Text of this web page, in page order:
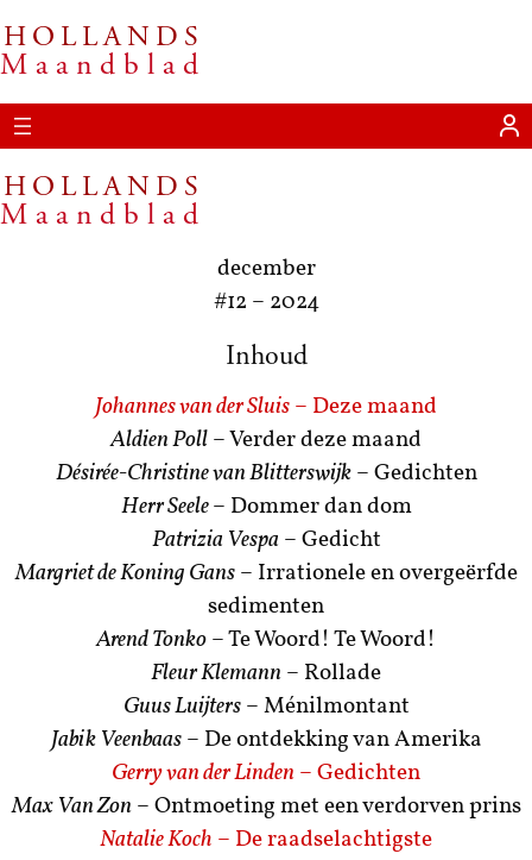
Ga
naar
de
inhoud
HOLLANDS
Maandblad
HOLLANDS
Maandblad
december
#12 – 2024
Inhoud
Johannes van der Sluis – Deze maand
Aldien Poll – Verder deze maand
Désirée-Christine van Blitterswijk– Gedichten
Herr Seele – Dommer dan dom
Patrizia Vespa – Gedicht
Margriet de Koning Gans– Irrationele en overgeërfde
sedimenten
Arend Tonko – Te Woord! Te Woord!
Fleur Klemann – Rollade
Guus Luijters– Ménilmontant
Jabik Veenbaas– De ontdekking van Amerika
Gerry van der Linden – Gedichten
Max Van Zon– Ontmoeting met een verdorven prins
Natalie Koch – De raadselachtigste